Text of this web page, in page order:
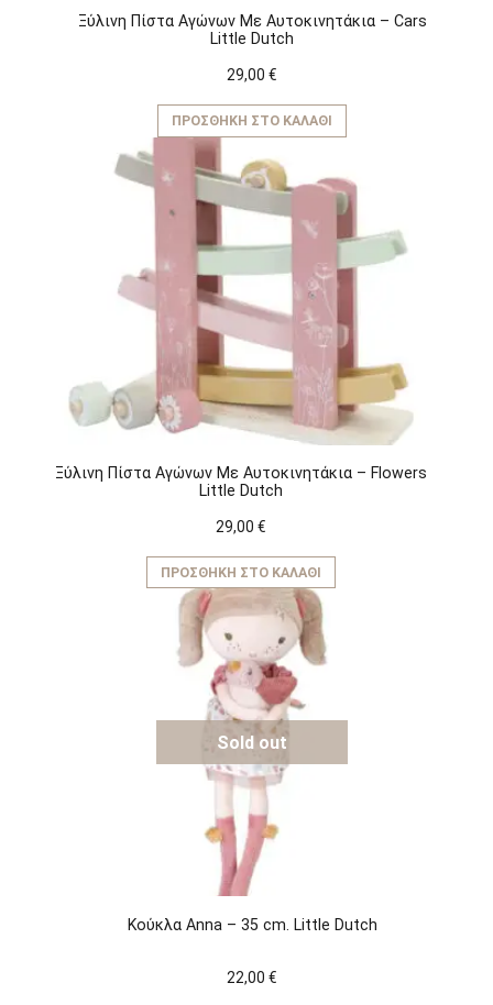
Ξύλινη Πίστα Αγώνων Με Αυτοκινητάκια – Cars
Little Dutch
29,00 €
ΠΡΟΣΘΉΚΗ ΣΤΟ ΚΑΛΆΘΙ
Ξύλινη Πίστα Αγώνων Με Αυτοκινητάκια – Flowers
Little Dutch
29,00 €
ΠΡΟΣΘΉΚΗ ΣΤΟ ΚΑΛΆΘΙ
Sold out
Κούκλα Anna – 35 cm. Little Dutch
22,00 €